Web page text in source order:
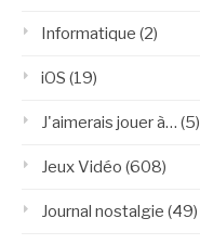
Informatique (2)
iOS (19)
J'aimerais jouer à… (5)
Jeux Vidéo (608)
Journal nostalgie (49)